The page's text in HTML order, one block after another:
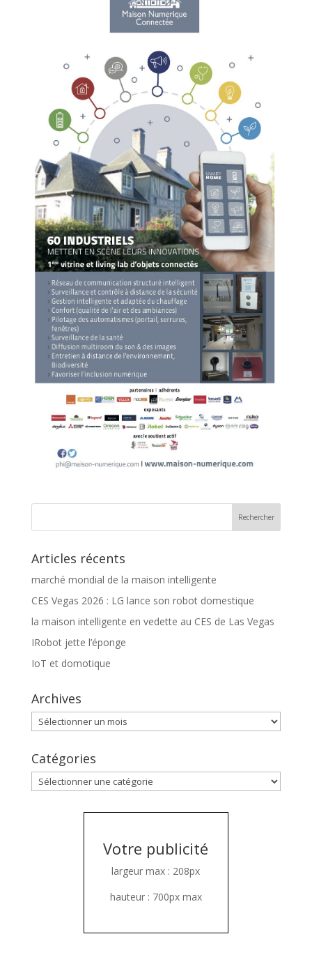
Articles récents
marché mondial de la maison intelligente
CES Vegas 2026 : LG lance son robot domestique
la maison intelligente en vedette au CES de Las Vegas
IRobot jette l’éponge
IoT et domotique
Archives
Archives
Catégories
Catégories
Votre publicité
largeur max : 208px
hauteur : 700px max